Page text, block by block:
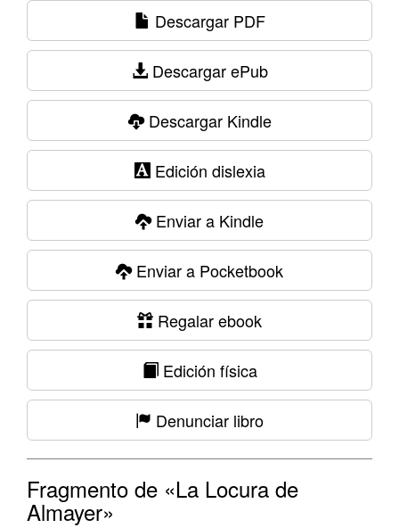
Descargar PDF
Descargar ePub
Descargar Kindle
Edición dislexia
Enviar a Kindle
Enviar a Pocketbook
Regalar ebook
Edición física
Denunciar libro
Fragmento de «La Locura de
Almayer»